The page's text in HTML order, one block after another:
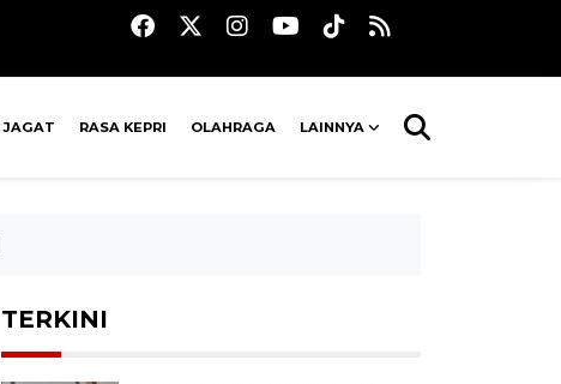
JAGAT RASA KEPRI OLAHRAGA LAINNYA
TERKINI